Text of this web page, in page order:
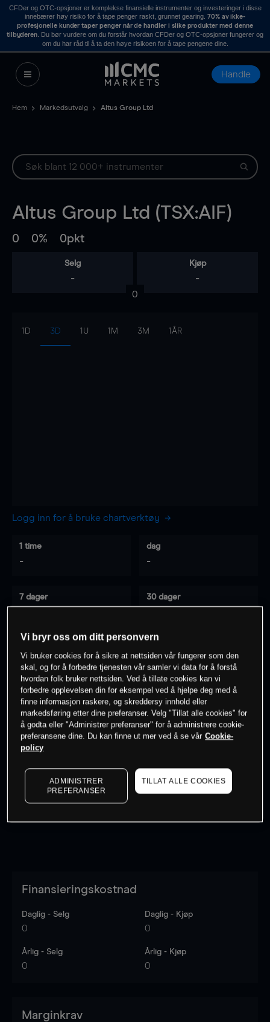
CFDer og OTC-opsjoner er komplekse finansielle instrumenter og investeringer i disse
innebærer høy risiko for å tape penger raskt, grunnet gearing. 70% av ikke-
profesjonelle kunder taper penger når de handler i slike produkter med denne
tilbyderen . Du bør vurdere om du forstår hvordan CFDer og OTC-opsjoner fungerer og
om du har råd til å ta den høye risikoen for å tape pengene dine.
Handle
Hem Markedsutvalg Altus Group Ltd
Altus Group Ltd (TSX:AIF)
0 0% 0pkt
Selg
-
Kjøp
-
0
1D 3D 1U 1M 3M 1ÅR
Logg inn for å bruke chartverktøy
1 time
-
dag
-
7 dager 30 dager
0% av kunder erpå dette instrumentet
Søk om konto
Kursene er veiledende. to see latest market data
Finansieringskostnad
Daglig - Selg
0
Daglig - Kjøp
0
Årlig - Selg
0
Årlig - Kjøp
0
Marginkrav
Vi bryr oss om ditt personvern
Vi bruker cookies for å sikre at nettsiden vår fungerer som den
skal, og for å forbedre tjenesten vår samler vi data for å forstå
hvordan folk bruker nettsiden. Ved å tillate cookies kan vi
forbedre opplevelsen din for eksempel ved å hjelpe deg med å
finne informasjon raskere, og skreddersy innhold eller
markedsføring etter dine preferanser. Velg "Tillat alle cookies" for
å godta eller "Administrer preferanser" for å administrere cookie-
preferansene dine. Du kan finne ut mer ved å se vår Cookie-
policy
ADMINISTRER
PREFERANSER
TILLAT ALLE COOKIES